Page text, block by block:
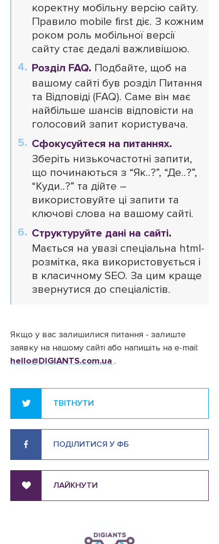
коректну мобільну версію сайту.
Правило mobile first діє. З кожним
роком роль мобільної версії
сайту стає дедалі важливішою.
Розділ FAQ. Подбайте, щоб на
вашому сайті був розділ Питання
та Відповіді (FAQ). Саме він має
найбільше шансів відповісти на
голосовий запит користувача.
Сфокусуйтеся на питаннях.
Зберіть низькочастотні запити,
що починаються з “Як..?”, “Де..?”,
“Куди..?” та дійте –
використовуйте ці запити та
ключові слова на вашому сайті.
Структуруйте дані на сайті.
Мається на увазі спеціальна html-
розмітка, яка використовується і
в класичному SEO. За цим краще
звернутися до спеціалістів.
Якщо у вас залишилися питання - залиште
заявку на нашому сайті або напишіть на e-mail:
hello@DIGIANTS.com.ua .
ТВІТНУТИ
ПОДІЛИТИСЯ У ФБ
ЛАЙКНУТИ